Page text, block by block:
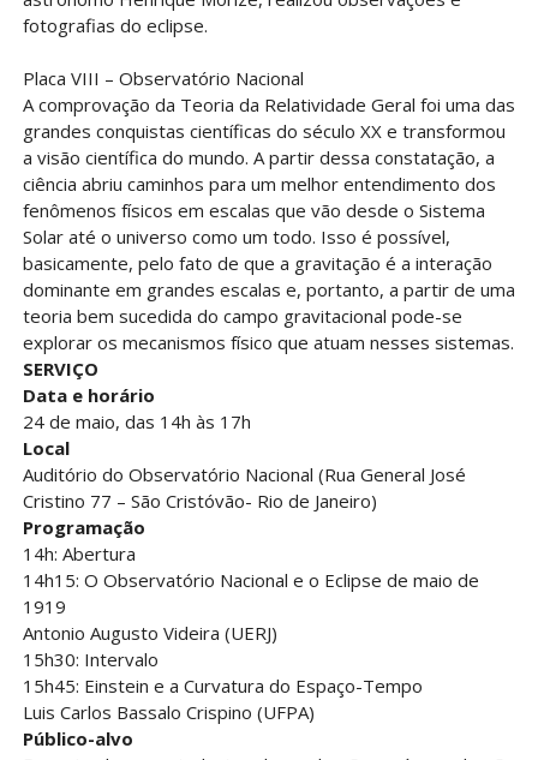
fotografias do eclipse.
Placa VIII – Observatório Nacional
A comprovação da Teoria da Relatividade Geral foi uma das
grandes conquistas científicas do século XX e transformou
a visão científica do mundo. A partir dessa constatação, a
ciência abriu caminhos para um melhor entendimento dos
fenômenos físicos em escalas que vão desde o Sistema
Solar até o universo como um todo. Isso é possível,
basicamente, pelo fato de que a gravitação é a interação
dominante em grandes escalas e, portanto, a partir de uma
teoria bem sucedida do campo gravitacional pode-se
explorar os mecanismos físico que atuam nesses sistemas.
SERVIÇO
Data e horário
24 de maio, das 14h às 17h
Local
Auditório do Observatório Nacional (Rua General José
Cristino 77 – São Cristóvão- Rio de Janeiro)
Programação
14h: Abertura
14h15: O Observatório Nacional e o Eclipse de maio de
1919
Antonio Augusto Videira (UERJ)
15h30: Intervalo
15h45: Einstein e a Curvatura do Espaço-Tempo
Luis Carlos Bassalo Crispino (UFPA)
Público-alvo